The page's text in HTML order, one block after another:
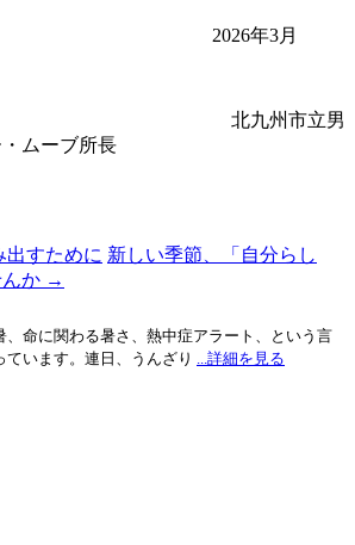
年3月
州市立男
ムーブ所長
出すために 新しい季節、「自分らし
か →
命に関わる暑さ、熱中症アラート、という言
ています。連日、うんざり
...詳細を見る